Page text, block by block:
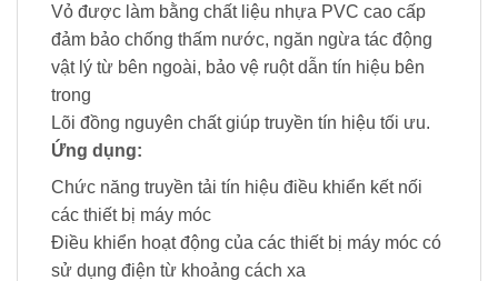
Vỏ được làm bằng chất liệu nhựa PVC cao cấp
đảm bảo chống thấm nước, ngăn ngừa tác động
vật lý từ bên ngoài, bảo vệ ruột dẫn tín hiệu bên
trong
Lõi đồng nguyên chất giúp truyền tín hiệu tối ưu.
Ứng dụng:
Chức năng truyền tải tín hiệu điều khiển kết nối
các thiết bị máy móc
Điều khiển hoạt động của các thiết bị máy móc có
sử dụng điện từ khoảng cách xa